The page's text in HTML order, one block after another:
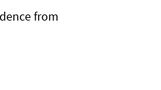
from